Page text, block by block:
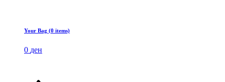
Your Bag (0 items)
0 ден